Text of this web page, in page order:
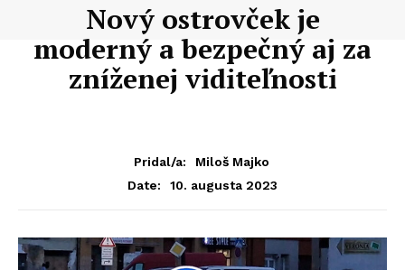
Nový ostrovček je
moderný a bezpečný aj za
zníženej viditeľnosti
Pridal/a:
Miloš Majko
Date:
10. augusta 2023